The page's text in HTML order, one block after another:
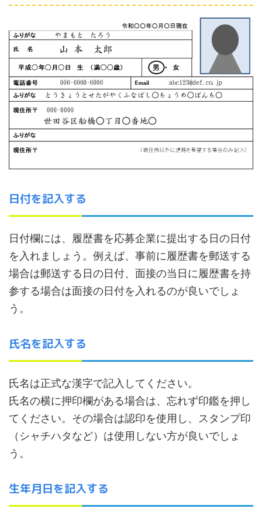
日付を記入する
日付欄には、履歴書を応募企業に提出する日の日付
を入れましょう。例えば、事前に履歴書を郵送する
場合は郵送する日の日付、面接の当日に履歴書を持
参する場合は面接の日付を入れるのが良いでしょ
う。
氏名を記入する
氏名は正式な漢字で記入してください。
氏名の横に押印欄がある場合は、忘れず印鑑を押し
てください。その場合は認印を使用し、スタンプ印
（シャチハタなど）は使用しない方が良いでしょ
う。
生年月日を記入する